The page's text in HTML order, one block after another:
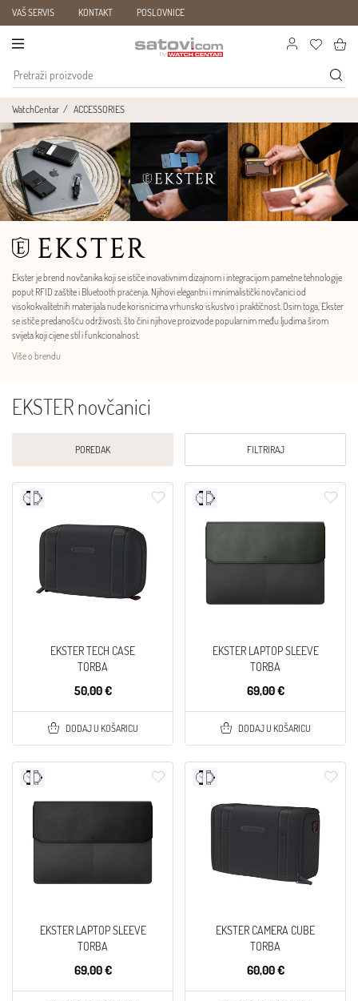
VAŠ SERVIS KONTAKT POSLOVNICE
WatchCentar ACCESSORIES
Ekster je brend novčanika koji se ističe inovativnim dizajnom i integracijom pametne tehnologije
poput RFID zaštite i Bluetooth praćenja. Njihovi elegantni i minimalistički novčanici od
visokokvalitetnih materijala nude korisnicima vrhunsko iskustvo i praktičnost. Osim toga, Ekster
se ističe predanošću održivosti, što čini njihove proizvode popularnim među ljudima širom
svijeta koji cijene stil i funkcionalnost.
Više o brendu
EKSTER novčanici
POREDAK FILTRIRAJ
EKSTER TECH CASE
TORBA
50,00 €
DODAJ U KOŠARICU
EKSTER LAPTOP SLEEVE
TORBA
69,00 €
DODAJ U KOŠARICU
EKSTER LAPTOP SLEEVE
TORBA
69,00 €
EKSTER CAMERA CUBE
TORBA
60,00 €